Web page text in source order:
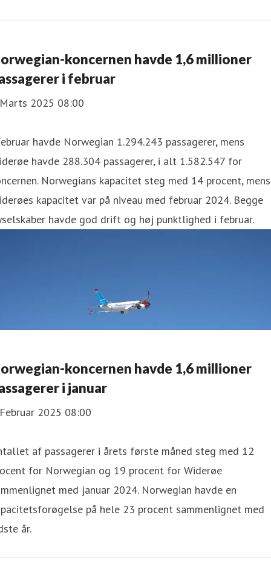
koncernen havde 1,6 millioner
i februar
2025 08:00
havde Norwegian 1.294.243 passagerer, mens
havde 288.304 passagerer, i alt 1.582.547 for
Norwegians kapacitet steg med 14 procent, mens
kapacitet var på niveau med februar 2024. Begge
havde god drift og høj punktlighed i februar.
koncernen havde 1,6 millioner
i januar
2025 08:00
af passagerer i årets første måned steg med 12
for Norwegian og 19 procent for Widerøe
med januar 2024. Norwegian havde en
på hele 23 procent sammenlignet med
år.